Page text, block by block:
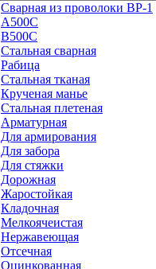
Сварная из проволоки ВР-1
А500С
В500С
Стальная сварная
Рабица
Стальная тканая
Крученая манье
Стальная плетеная
Арматурная
Для армирования
Для забора
Для стяжки
Дорожная
Жаростойкая
Кладочная
Мелкоячеистая
Нержавеющая
Отсечная
Оцинкованная